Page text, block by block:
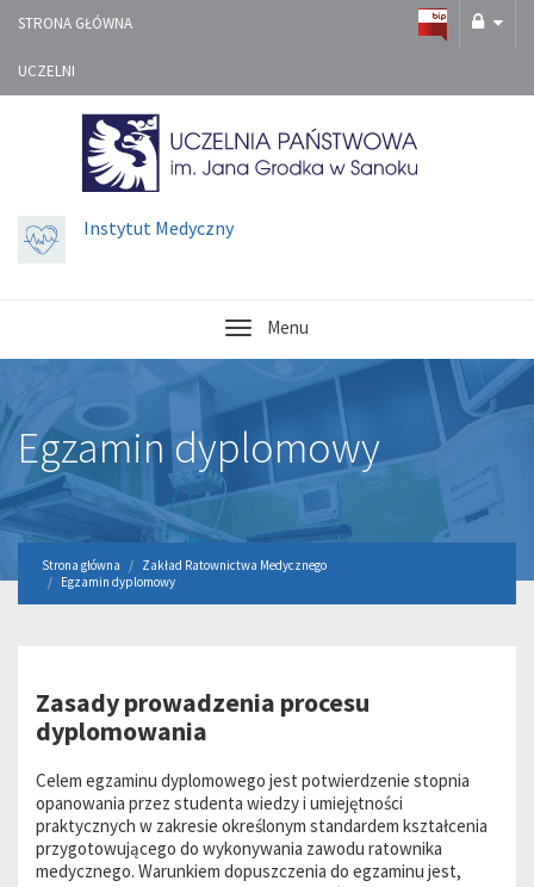
STRONA GŁÓWNA
UCZELNI
Instytut Medyczny
Menu
Egzamin dyplomowy
Strona główna
Zakład Ratownictwa Medycznego
Egzamin dyplomowy
Zasady prowadzenia procesu
dyplomowania
Celem egzaminu dyplomowego jest potwierdzenie stopnia
opanowania przez studenta wiedzy i umiejętności
praktycznych w zakresie określonym standardem kształcenia
przygotowującego do wykonywania zawodu ratownika
medycznego. Warunkiem dopuszczenia do egzaminu jest,